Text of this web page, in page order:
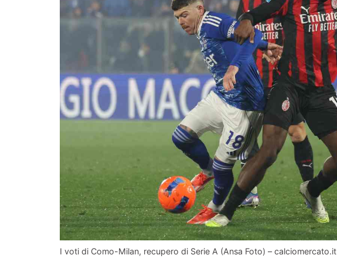
I voti di Como-Milan, recupero di Serie A (Ansa Foto) – calciomercato.it